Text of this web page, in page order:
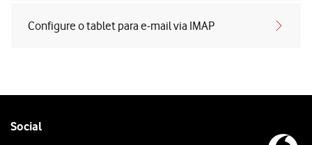
Configure o tablet para e-mail via IMAP
Follow
Social